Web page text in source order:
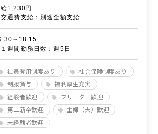
1,230円
通費支給：別途全額支給
～18:15
週間勤務日数：週5日
社員登用制度あり
社会保険制度あり
制服貸与
福利厚生充実
経験者歓迎
フリーター歓迎
第二新卒歓迎
主婦（夫）歓迎
未経験者歓迎